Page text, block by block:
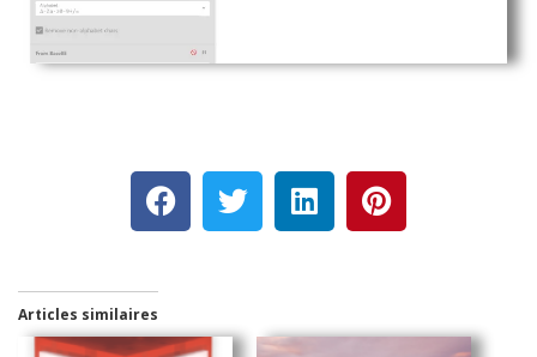
Articles similaires